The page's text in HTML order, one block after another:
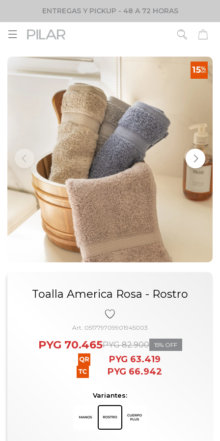
ENTREGAS Y PICKUP - 48 A 72 HORAS

Toalla America Rosa - Rostro
051779709901945003
PYG 70.465PYG 82.900 15
PYG 63.419
PYG 66.942
Variantes: